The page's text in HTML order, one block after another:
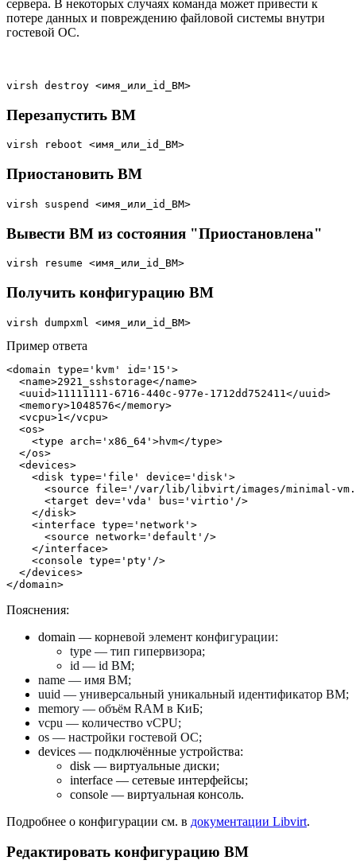
сервера. В некоторых случаях команда может привести к
потере данных и повреждению файловой системы внутри
гостевой ОС.
virsh destroy <имя_или_id_ВМ>
Перезапустить ВМ
virsh reboot <имя_или_id_ВМ>
Приостановить ВМ
virsh suspend <имя_или_id_ВМ>
Вывести ВМ из состояния "Приостановлена"
virsh resume <имя_или_id_ВМ>
Получить конфигурацию ВМ
virsh dumpxml <имя_или_id_ВМ>
Пример ответа
<domain type='kvm' id='15'>
  <name>2921_sshstorage</name>
<uuid>11111111-6716-440c-977e-1712dd752411</uuid>
  <memory>1048576</memory>
  <vcpu>1</vcpu>
  <os>
    <type arch='x86_64'>hvm</type>
  </os>
  <devices>
    <disk type='file' device='disk'>
<source file='/var/lib/libvirt/images/minimal-
      <target dev='vda' bus='virtio'/>
    </disk>
    <interface type='network'>
      <source network='default'/>
    </interface>
    <console type='pty'/>
  </devices>
</domain>
Пояснения:
domain — корневой элемент конфигурации:
type — тип гипервизора;
id — id ВМ;
name — имя ВМ;
uuid — универсальный уникальный идентификатор ВМ;
memory — объём RAM в КиБ;
vcpu — количество vCPU;
os — настройки гостевой ОС;
devices — подключённые устройства:
disk — виртуальные диски;
interface — сетевые интерфейсы;
console — виртуальная консоль.
Подробнее о конфигурации см. в документации Libvirt.
Редактировать конфигурацию ВМ